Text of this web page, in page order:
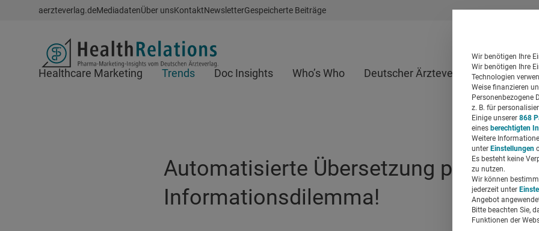
Schnellzugriff
aerzteverlag.deMediadatenÜber unsKontaktNewsletterGespeicherte Beiträge
Header
Healthcare Marketing Trends Doc Insights Who’s Who Deutscher Ärzteverlag
Automatisierte Übersetzung per KI:
Informationsdilemma!
Wir benötigen Ihre
Wir benötigen Ihre
Technologien
Weise finanzieren
Personenbezogene
z. B. für
Einige unserer 868
eines berechtigten
Weitere
unter Einstellungen
Es besteht keine
zu nutzen.
Wir können
jederzeit unter
Angebot
Bitte beachten Sie,
Funktionen der